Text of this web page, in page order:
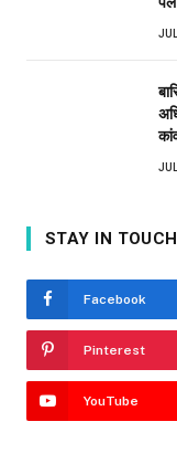
STAY IN TOUCH
Facebook
Pinterest
YouTube